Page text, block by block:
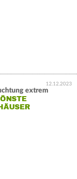
12.12.2023
extrem